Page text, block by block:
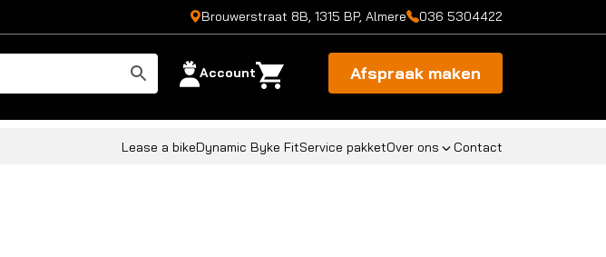
Brouwerstraat 8B, 1315 BP, Almere 036 5304422
Account Afspraak maken
Lease a bikeDynamic Byke FitService pakketOver ons Contact